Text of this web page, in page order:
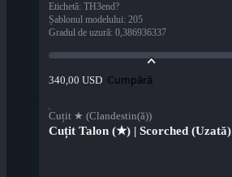
Etichetă: TH3end?
Șablonul modelului: 205
Gradul de uzură: 0,386936337
340,00 USD Cumpără
Cuțit ★ (Clandestin(ă))
Cuțit Talon (★) | Scorched (Uzată)